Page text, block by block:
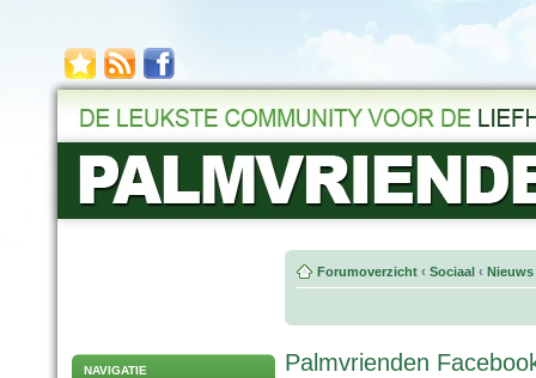
NAVIGATIE
Forumoverzicht ‹ Sociaal ‹
Palmvrienden